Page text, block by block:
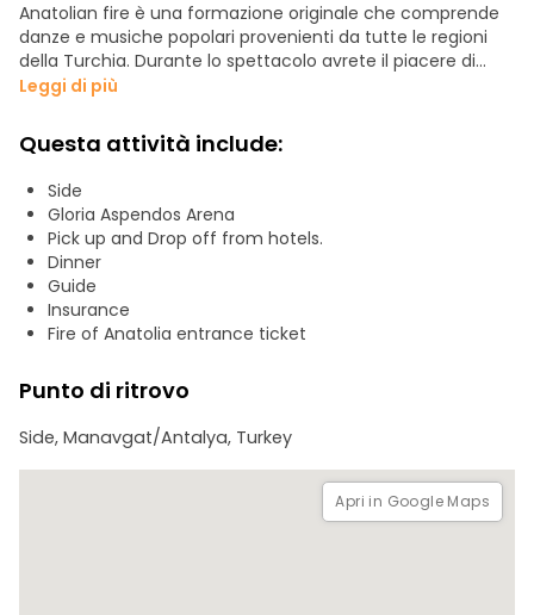
Anatolian fire è una formazione originale che comprende
danze e musiche popolari provenienti da tutte le regioni
della Turchia. Durante lo spettacolo avrete il piacere di
osservare la cultura e la danza turca. Veniamo a prendere i
Dopo l'arrivo all'area Gloria Aspendos, ci rechiamo al
ristorante per la cena. Dopo cena, ci registriamo al Gloria
Aspendos, dove viene organizzato lo spettacolo. Gloria
Aspendos è un centro spettacoli con una capacità di 5.000
persone.
Avrete l'opportunità di assistere a danze veloci, folklore e
spettacoli di tamburi. Al termine dello spettacolo,
riaccompagniamo i nostri ospiti ai loro luoghi di soggiorno.
Leggi di più
Questa attività include:
Side
Gloria Aspendos Arena
Pick up and Drop off from hotels.
Dinner
Guide
Insurance
Fire of Anatolia entrance ticket
Punto di ritrovo
Side, Manavgat/Antalya, Turkey
Apri in Google Maps